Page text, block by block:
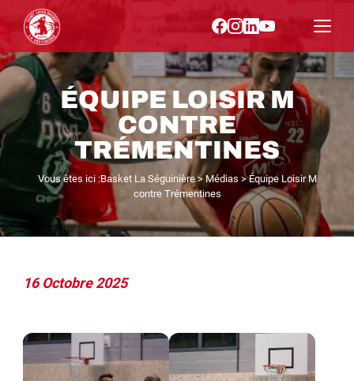
ÉQUIPE LOISIR M
CONTRE
TRÉMENTINES
Vous êtes ici :Basket La Séguinière> Médias >Équipe Loisir M
contre Trémentines
16 Octobre 2025